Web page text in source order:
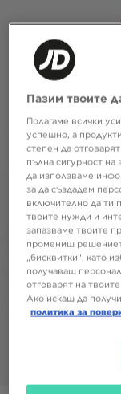
Пазим твоите
Полагаме всички
успешно, а
степен да
пълна сигурност на
да използваме
за да създадем
включително да ти
твоите нужди и
запазваме твоите
промениш
„бисквитки“, като
получаваш
отговарят на
Ако искаш да
политика за